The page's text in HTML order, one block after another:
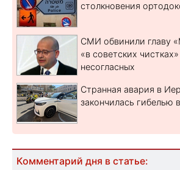
столкновения
СМИ обвинили главу
«в советских
несогласных
Странная авария в
закончилась гибелью
Комментарий дня в статье: